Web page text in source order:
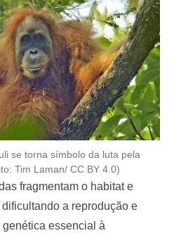
se torna símbolo da luta pela
Tim Laman/ CC BY 4.0)
fragmentam o habitat e
a reprodução e
essencial à